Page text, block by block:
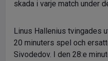
skada i varje match under
Linus Hallenius tvingades
20 minuters spel och
Sivodedov. I den 28:e